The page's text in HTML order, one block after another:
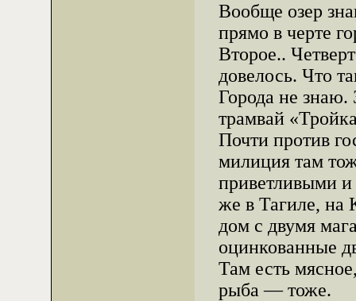
Вообще озер
прямо в черте
Второе..
довелось. Что
Города не знаю.
трамвай
Почти против
милиция там
приветливыми
же в Тагиле, на
дом с двумя
оцинкованные
Там есть
рыба — тоже.